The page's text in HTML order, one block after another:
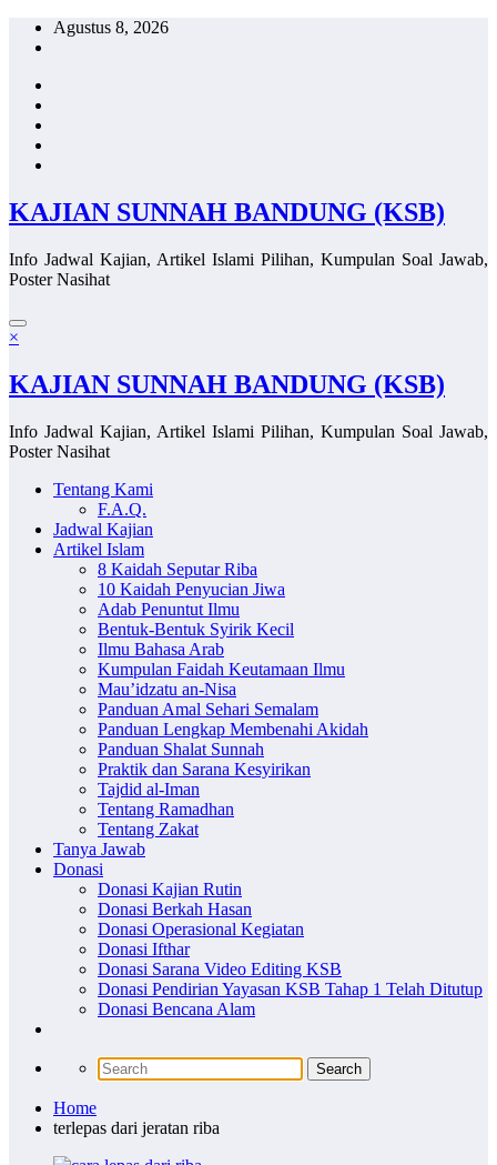
Skip
Agustus 8, 2026
KAJIAN SUNNAH BANDUNG (KSB)
Info Jadwal Kajian, Artikel Islami Pilihan, Kumpulan Soal Jawab,
Poster Nasihat
×
KAJIAN SUNNAH BANDUNG (KSB)
Info Jadwal Kajian, Artikel Islami Pilihan, Kumpulan Soal Jawab,
Poster Nasihat
Tentang Kami
F.A.Q.
Jadwal Kajian
Artikel Islam
8 Kaidah Seputar Riba
10 Kaidah Penyucian Jiwa
Adab Penuntut Ilmu
Bentuk-Bentuk Syirik Kecil
Ilmu Bahasa Arab
Kumpulan Faidah Keutamaan Ilmu
Mau’idzatu an-Nisa
Panduan Amal Sehari Semalam
Panduan Lengkap Membenahi Akidah
Panduan Shalat Sunnah
Praktik dan Sarana Kesyirikan
Tajdid al-Iman
Tentang Ramadhan
Tentang Zakat
Tanya Jawab
Donasi
Donasi Kajian Rutin
Donasi Berkah Hasan
Donasi Operasional Kegiatan
Donasi Ifthar
Donasi Sarana Video Editing KSB
Donasi Pendirian Yayasan KSB Tahap 1 Telah Ditutup
Donasi Bencana Alam
Home
terlepas dari jeratan riba